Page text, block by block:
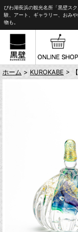
びわ湖長浜の観光名所「黒壁ス
験、アート、ギャラリー、おみ
物も。
ホーム > KUROKABE >